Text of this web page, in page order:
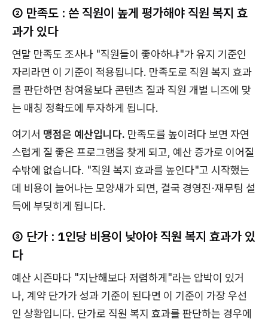
② 만족도 : 쓴 직원이 높게 평가해야 직원 복지 효
과가 있다
연말 만족도 조사나 "직원들이 좋아하냐"가 유지 기준인
자리라면 이 기준이 적용됩니다. 만족도로 직원 복지 효과
를 판단하면 참여율보다 콘텐츠 질과 직원 개별 니즈에 맞
는 매칭 정확도에 투자하게 됩니다.
여기서 맹점은 예산입니다. 만족도를 높이려다 보면 자연
스럽게 질 좋은 프로그램을 찾게 되고, 예산 증가로 이어질
수밖에 없습니다. "직원 복지 효과를 높인다"고 시작했는
데 비용이 늘어나는 모양새가 되면, 결국 경영진·재무팀 설
득에 부딪히게 됩니다.
③ 단가 : 1인당 비용이 낮아야 직원 복지 효과가 있
다
예산 시즌마다 "지난해보다 저렴하게"라는 압박이 있거
나, 계약 단가가 성과 기준이 된다면 이 기준이 가장 우선
인 상황입니다. 단가로 직원 복지 효과를 판단하는 경우에